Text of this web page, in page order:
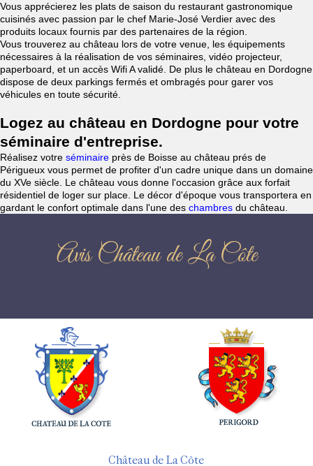
Vous apprécierez les plats de saison du restaurant gastronomique
cuisinés avec passion par le chef Marie-José Verdier avec des
produits locaux fournis par des partenaires de la région.
Vous trouverez au château lors de votre venue, les équipements
nécessaires à la réalisation de vos séminaires, vidéo projecteur,
paperboard, et un accès Wifi A validé. De plus le château en Dordogne
dispose de deux parkings fermés et ombragés pour garer vos
véhicules en toute sécurité.
Logez au château en Dordogne pour votre
séminaire d'entreprise.
Réalisez votre séminaire près de Boisse au château prés de
Périgueux vous permet de profiter d'un cadre unique dans un domaine
du XVe siècle. Le château vous donne l'occasion grâce aux forfait
résidentiel de loger sur place. Le décor d'époque vous transportera en
gardant le confort optimale dans l'une des chambres du château.
Avis Château de La Côte
Château de La Côte